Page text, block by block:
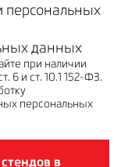
персональных
данных
при наличии
6 и ст. 10.1 152-ФЗ.
персональных
в